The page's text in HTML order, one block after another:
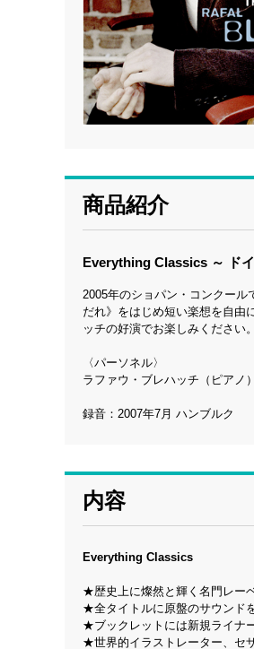
商品紹介
Everything Classics ～ ド
2005年のショパン・コンクー
だれ》をはじめ短い楽想を自由
ッチの好演でお楽しみください。
〈パーソネル〉
ラファウ・ブレハッチ（ピアノ）
録音：2007年7月 ハンブルク
内容
Everything Classics
★歴史上に燦然と輝く名門レー
★全タイトルに原盤のサウンド
★ブックレットには新規ライナ
★世界的イラストレーター、セ